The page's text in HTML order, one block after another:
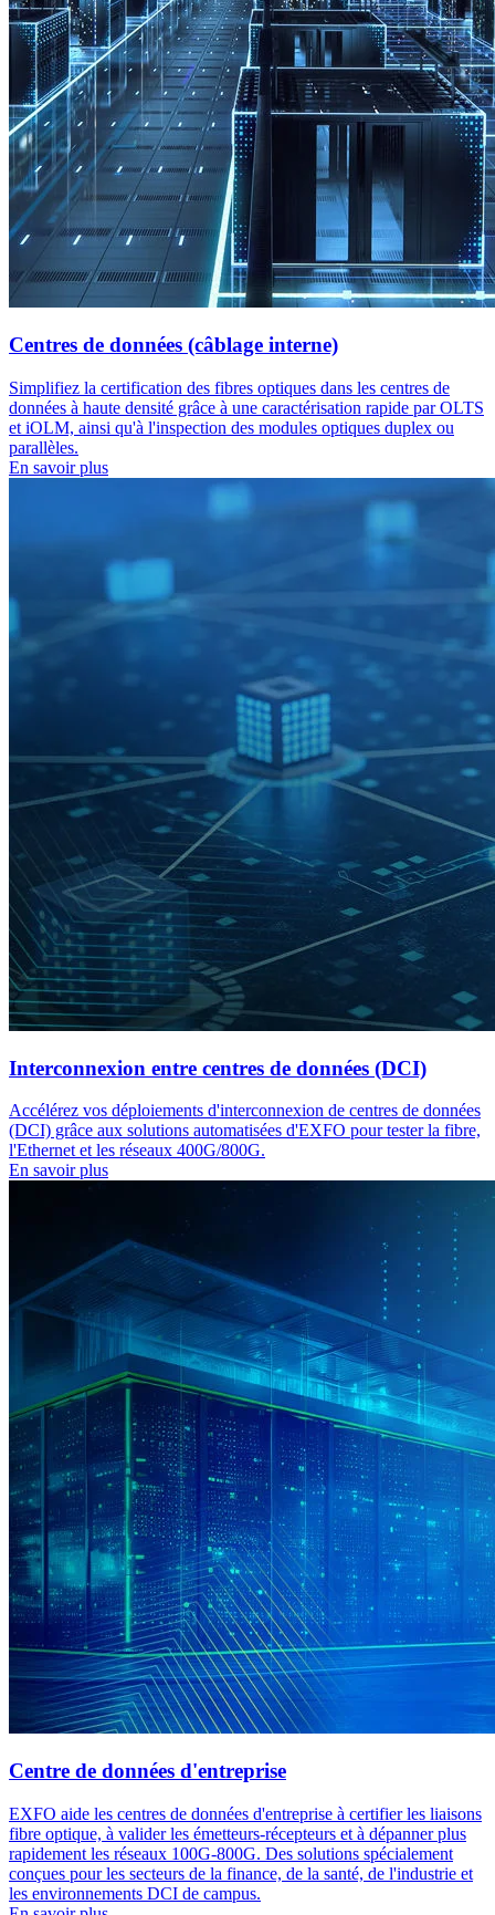
Centres de données (câblage interne)
Simplifiez la certification des fibres optiques dans les centres de
données à haute densité grâce à une caractérisation rapide par OLTS
et iOLM, ainsi qu'à l'inspection des modules optiques duplex ou
parallèles.
En savoir plus
Interconnexion entre centres de données (DCI)
Accélérez vos déploiements d'interconnexion de centres de données
(DCI) grâce aux solutions automatisées d'EXFO pour tester la fibre,
l'Ethernet et les réseaux 400G/800G.
En savoir plus
Centre de données d'entreprise
EXFO aide les centres de données d'entreprise à certifier les liaisons
fibre optique, à valider les émetteurs-récepteurs et à dépanner plus
rapidement les réseaux 100G-800G. Des solutions spécialement
conçues pour les secteurs de la finance, de la santé, de l'industrie et
les environnements DCI de campus.